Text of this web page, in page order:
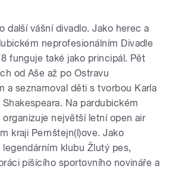
další vášní divadlo. Jako herec a
neprofesionálním Divadle
funguje také jako principál. Pět
od Aše až po Ostravu
a seznamoval děti s tvorbou Karla
Na pardubickém
největší letní open air
kraji Pernštejn(l)ove. Jako
klubu Žlutý pes,
píšícího sportovního novináře a